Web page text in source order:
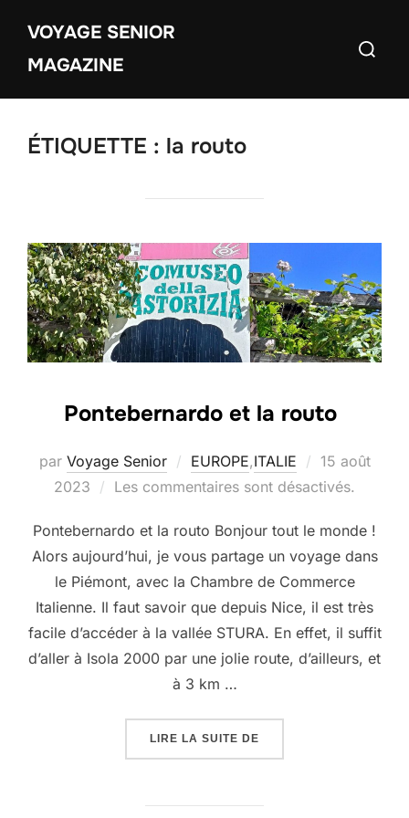
contenu
VOYAGE SENIOR
MAGAZINE
ÉTIQUETTE : la routo
Pontebernardo et la routo
par Voyage Senior EUROPE,ITALIE
Publié
le
15 août
2023
Les commentaires sont désactivés.
Pontebernardo et la routo Bonjour tout le monde !
Alors aujourd’hui, je vous partage un voyage dans
le Piémont, avec la Chambre de Commerce
Italienne. Il faut savoir que depuis Nice, il est très
facile d’accéder à la vallée STURA. En effet, il suffit
d’aller à Isola 2000 par une jolie route, d’ailleurs, et
à 3 km …
LIRE LA SUITE DE